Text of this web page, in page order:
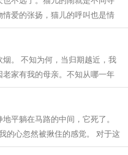
爱的张扬，猫儿的呼叫也是情
。 不知为何，当归期越近，我
家有我的母亲。不知从哪一年
平躺在马路的中间，它死了。
的心忽然被揪住的感觉。 对于这